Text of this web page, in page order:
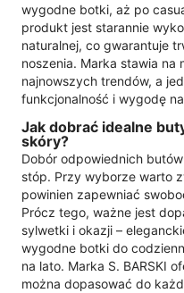
wygodne botki, aż po
produkt jest starannie
naturalnej, co gwarantuje
noszenia. Marka stawia
najnowszych trendów, a
funkcjonalność i wygodę
Jak dobrać idealne
skóry?
Dobór odpowiednich
stóp. Przy wyborze warto
powinien zapewniać
Prócz tego, ważne jest
sylwetki i okazji –
wygodne botki do
na lato. Marka S. BARSKI
można dopasować do